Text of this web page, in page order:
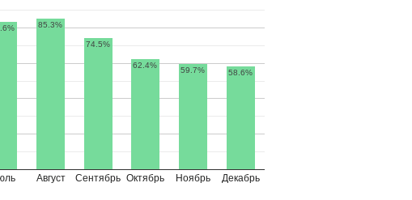
Август Сентябрь Октябрь Ноябрь Декабрь
85.3%
74.5%
62.4%
59.7% 58.6%